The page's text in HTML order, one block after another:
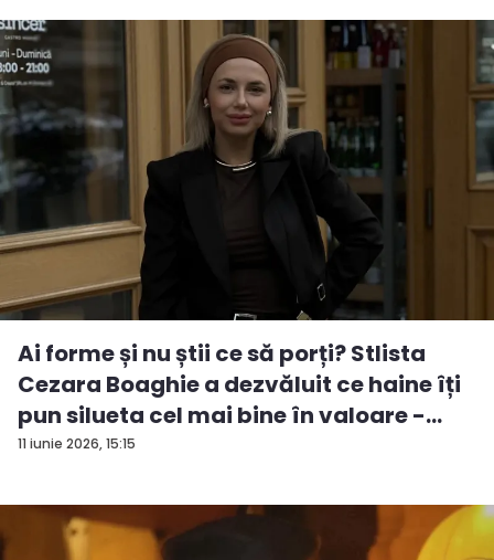
11 iunie 2026, 15:15
Ai forme și nu știi ce să porți? Stlista
Cezara Boaghie a dezvăluit ce haine îți
pun silueta cel mai bine în valoare -
VID...